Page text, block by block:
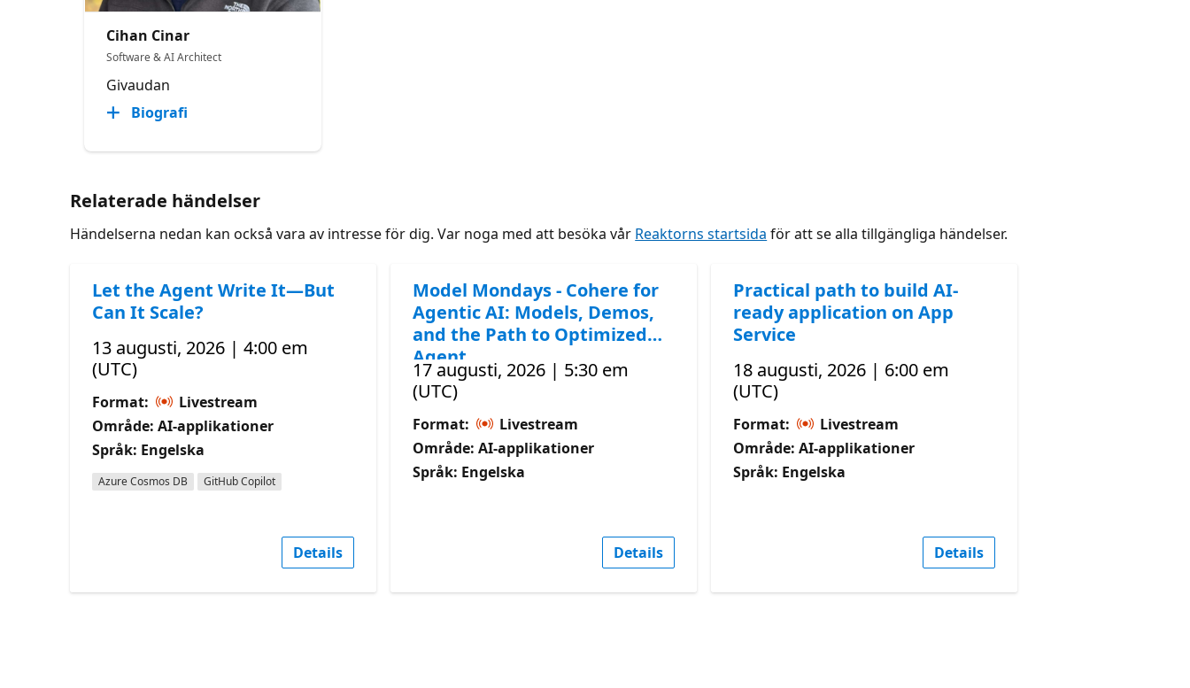
Cihan Cinar
Software & AI Architect
Givaudan
Biografi
Relaterade händelser
Händelserna nedan kan också vara av intresse för dig. Var noga med att besöka vår Reaktorns startsida för att se alla tillgängliga händelser.
Let the Agent Write It—But
Can It Scale?
13 augusti, 2026 | 4:00 em
(UTC)
Format:
Livestream
Område: AI-applikationer
Språk: Engelska
Azure Cosmos DB GitHub Copilot
Details
Model Mondays - Cohere for
Agentic AI: Models, Demos,
and the Path to Optimized
Agent
17 augusti, 2026 | 5:30 em
(UTC)
Format:
Livestream
Område: AI-applikationer
Språk: Engelska
Details
Practical path to build AI-
ready application on App
Service
18 augusti, 2026 | 6:00 em
(UTC)
Format:
Livestream
Område: AI-applikationer
Språk: Engelska
Details